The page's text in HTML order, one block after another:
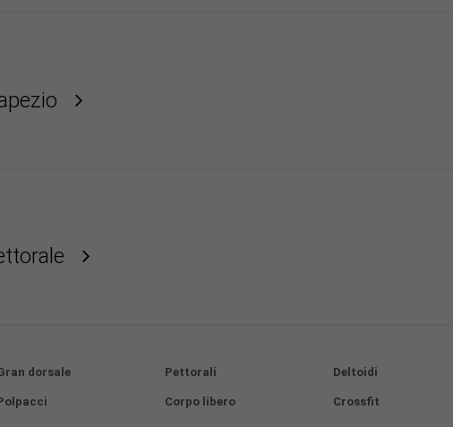
dorsale Pettorali Deltoidi
Corpo libero Crossfit